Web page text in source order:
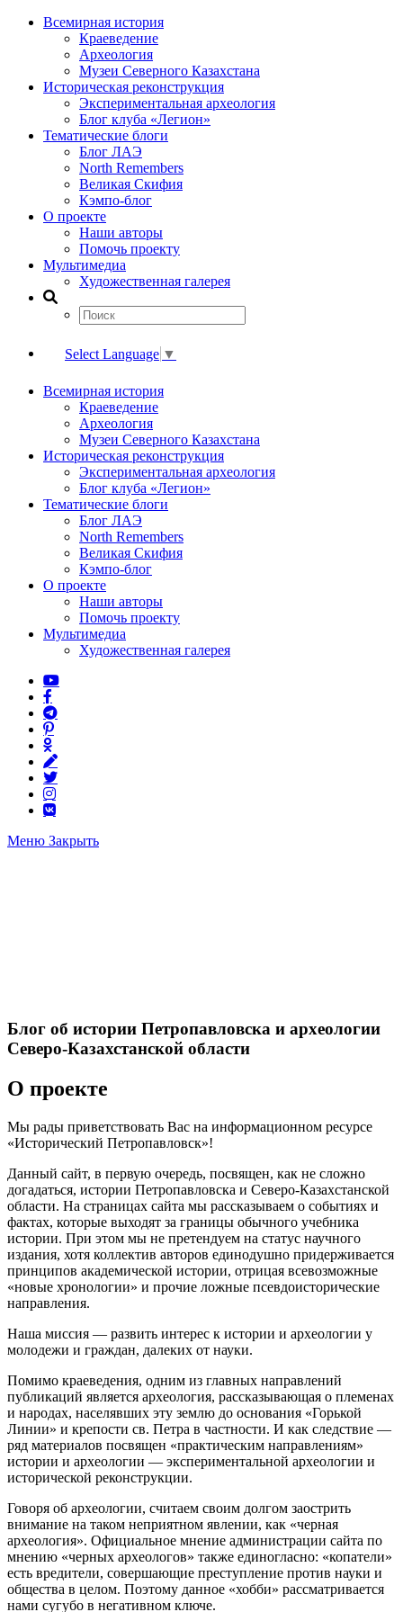
Всемирная история
Краеведение
Археология
Музеи Северного Казахстана
Историческая реконструкция
Экспериментальная археология
Блог клуба «Легион»
Тематические блоги
Блог ЛАЭ
North Remembers
Великая Скифия
Кэмпо-блог
О проекте
Наши авторы
Помочь проекту
Мультимедиа
Художественная галерея
Select Language ▼
Всемирная история
Краеведение
Археология
Музеи Северного Казахстана
Историческая реконструкция
Экспериментальная археология
Блог клуба «Легион»
Тематические блоги
Блог ЛАЭ
North Remembers
Великая Скифия
Кэмпо-блог
О проекте
Наши авторы
Помочь проекту
Мультимедиа
Художественная галерея
Меню Закрыть
Блог об истории Петропавловска и археологии
Северо-Казахстанской области
О проекте
Мы рады приветствовать Вас на информационном ресурсе
«Исторический Петропавловск»!
Данный сайт, в первую очередь, посвящен, как не сложно
догадаться, истории Петропавловска и Северо-Казахстанской
области. На страницах сайта мы рассказываем о событиях и
фактах, которые выходят за границы обычного учебника
истории. При этом мы не претендуем на статус научного
издания, хотя коллектив авторов единодушно придерживается
принципов академической истории, отрицая всевозможные
«новые хронологии» и прочие ложные псевдоисторические
направления.
Наша миссия — развить интерес к истории и археологии у
молодежи и граждан, далеких от науки.
Помимо краеведения, одним из главных направлений
публикаций является археология, рассказывающая о племенах
и народах, населявших эту землю до основания «Горькой
Линии» и крепости св. Петра в частности. И как следствие —
ряд материалов посвящен «практическим направлениям»
истории и археологии — экспериментальной археологии и
исторической реконструкции.
Говоря об археологии, считаем своим долгом заострить
внимание на таком неприятном явлении, как «черная
археология». Официальное мнение администрации сайта по
мнению «черных археологов» также единогласно: «копатели»
есть вредители, совершающие преступление против науки и
общества в целом. Поэтому данное «хобби» рассматривается
нами сугубо в негативном ключе.